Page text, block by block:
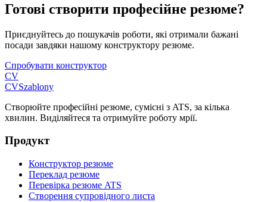
Готові створити професійне резюме?
Приєднуйтесь до пошукачів роботи, які отримали бажані
посади завдяки нашому конструктору резюме.
Спробувати конструктор
CV
CVSzablony
Створюйте професійні резюме, сумісні з ATS, за кілька
хвилин. Виділяйтеся та отримуйте роботу мрії.
Продукт
Конструктор резюме
Переклад резюме
Перевірка резюме ATS
Створення супровідного листа